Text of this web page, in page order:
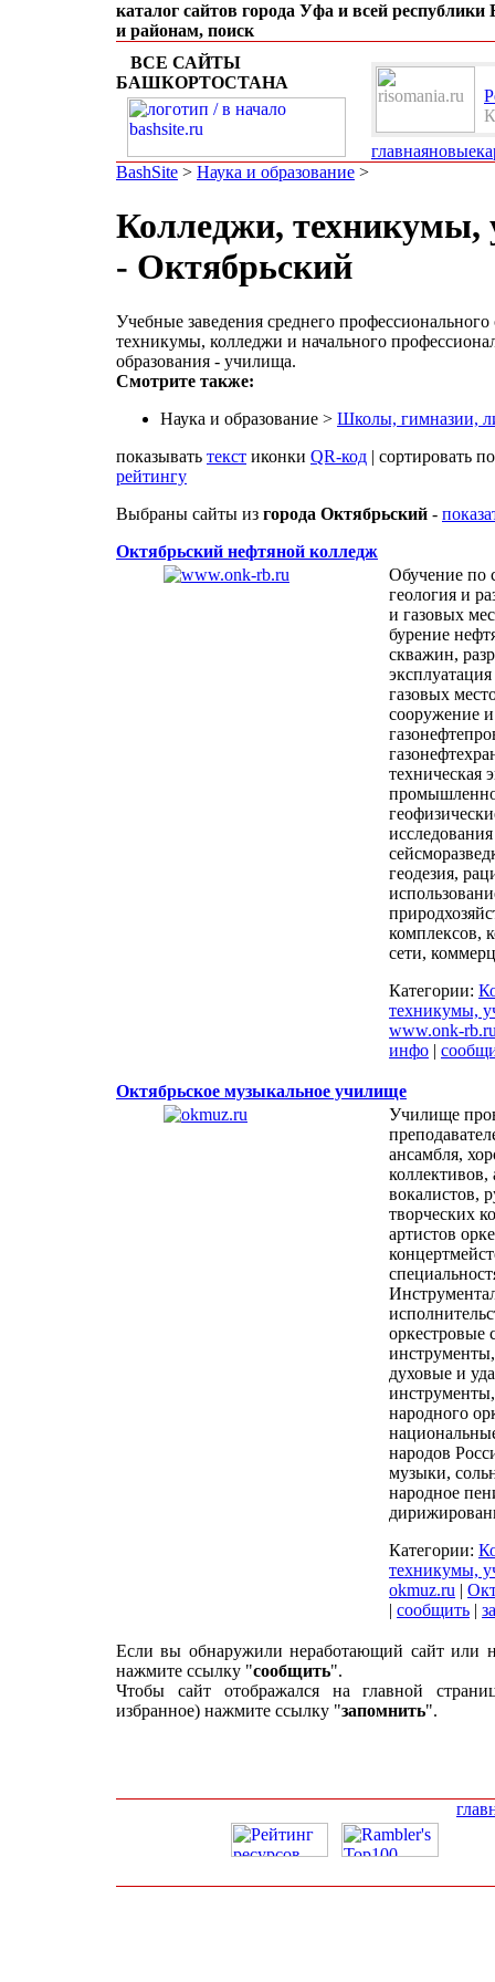
каталог сайтов города Уфа и всей
и районам, поиск
ВСЕ САЙТЫ
БАШКОРТОСТАНА
главнаяновые
BashSite > Наука и образование >
Колледжи,
- Октябрьский
Учебные заведения среднего профессионального
техникумы, колледжи и начального
образования - училища.
Смотрите также:
Наука и образование > Школы, гимназии,
показывать текст иконки QR-код | сортировать
рейтингу
Выбраны сайты из города Октябрьский -
Октябрьский нефтяной колледж
Обучение по
геология и
и газовых
бурение
скважин,
газовых
сооружение
техническая
геодезия,
комплексов,
сети,
Категории:
техникумы,
www.onk-
инфо |
Октябрьское музыкальное училище
Училище
ансамбля,
коллективов,
вокалистов,
творческих
артистов
оркестровые
духовые и
народного
народов
музыки,
народное
Категории:
техникумы,
okmuz.ru |
| сообщить |
Если вы обнаружили неработающий сайт или
нажмите ссылку "сообщить".
Чтобы сайт отображался на главной
избранное) нажмите ссылку "запомнить".